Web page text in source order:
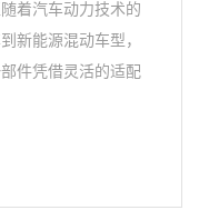
着汽车动力技术的
新能源混动车型，
件凭借灵活的适配